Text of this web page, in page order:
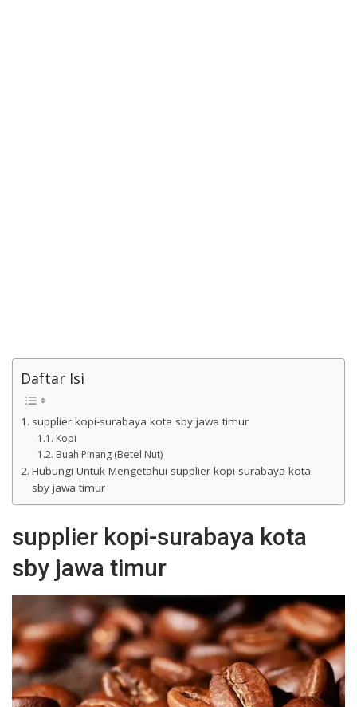
Daftar Isi
supplier kopi-surabaya kota sby jawa timur
Kopi
Buah Pinang (Betel Nut)
Hubungi Untuk Mengetahui supplier kopi-surabaya kota
sby jawa timur
supplier kopi-surabaya kota
sby jawa timur